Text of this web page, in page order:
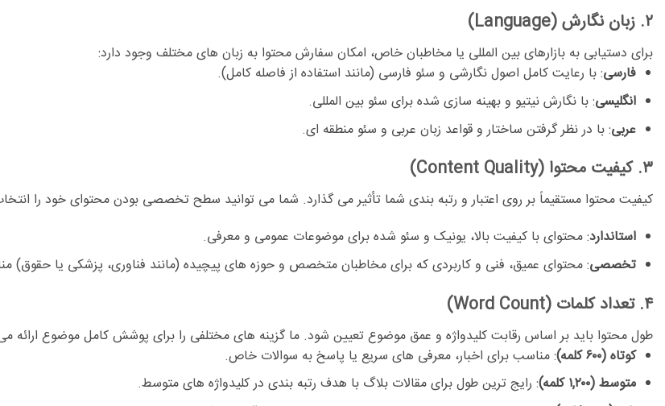
۲. زبان نگارش (Language)
برای دستیابی به بازارهای بین المللی یا مخاطبان خاص، امکان سفارش محتوا به زبان های مختلف وجود دارد:
فارسی:با رعایت کامل اصول نگارشی و سئو فارسی (مانند استفاده از فاصله کامل).
انگلیسی:با نگارش نیتیو و بهینه سازی شده برای سئو بین المللی.
عربی:با در نظر گرفتن ساختار و قواعد زبان عربی و سئو منطقه ای.
۳. کیفیت محتوا (Content Quality)
کیفیت محتوا مستقیماً بر روی اعتبار و رتبه بندی شما تأثیر می گذارد. شما می توانید سطح تخصصی بودن محتوای خود را
استاندارد:محتوای با کیفیت بالا، یونیک و سئو شده برای موضوعات عمومی و معرفی.
تخصصی:محتوای عمیق، فنی و کاربردی که برای مخاطبان متخصص و حوزه های پیچیده (مانند فناوری، پزشکی یا حقوق)
۴. تعداد کلمات (Word Count)
طول محتوا باید بر اساس رقابت کلیدواژه و عمق موضوع تعیین شود. ما گزینه های مختلفی را برای پوشش کامل موضوع ارائه
کوتاه (۶۰۰ کلمه)
:مناسب برای اخبار، معرفی های سریع یا پاسخ به سوالات خاص.
متوسط (۱,۲۰۰ کلمه)
:رایج ترین طول برای مقالات بلاگ با هدف رتبه بندی در کلیدواژه های متوسط.